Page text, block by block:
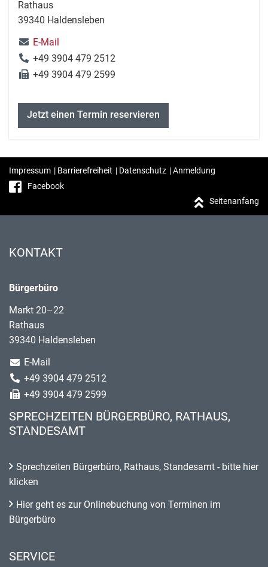
Rathaus
39340 Haldensleben
E-Mail
+49 3904 479 2512
+49 3904 479 2599
Jetzt einen Termin reservieren
Impressum | Barrierefreiheit | Datenschutz |Anmeldung
Facebook
Seitenanfang
KONTAKT
Bürgerbüro
Markt 20–22
Rathaus
39340 Haldensleben
E-Mail
+49 3904 479 2512
+49 3904 479 2599
SPRECHZEITEN BÜRGERBÜRO, RATHAUS,
STANDESAMT
Sprechzeiten Bürgerbüro, Rathaus, Standesamt - bitte hier
klicken
Hier geht es zur Onlinebuchung von Terminen im
Bürgerbüro
SERVICE